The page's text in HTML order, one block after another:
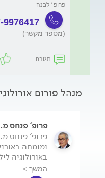
פרופ׳ לבנה
9976417
(מספר מקשר)
תגובה
מנהל פורום
פרופ' פנחס
פרופ' פנחס
ומומחה
באורולוגיה
המשך >